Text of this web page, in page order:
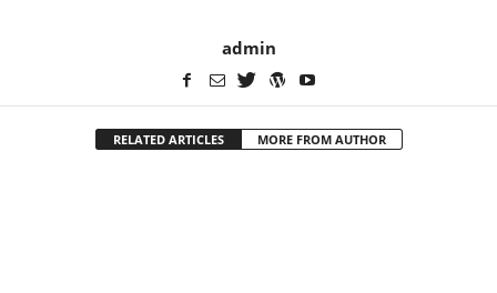
admin
RELATED ARTICLES MORE FROM AUTHOR